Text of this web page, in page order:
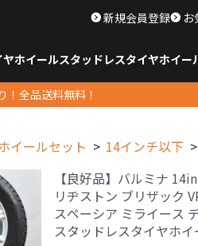
新規会員登録 お
ヤホイールスタッドレスタイヤホイー
全品送料無料！
イールセット 14インチ以下
【良好品】バルミナ
リヂストン ブリザック
スペーシア ミライース
スタッドレスタイヤホ